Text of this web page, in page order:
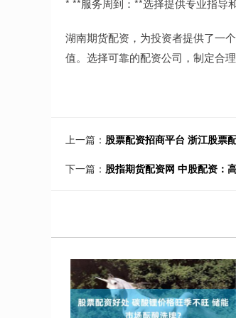
* **服务周到：**选择提供专业指导
湖南期货配资，为投资者提供了一
值。选择可靠的配资公司，制定合
上一篇： 股票配资招商平台 浙江股票
下一篇： 股指期货配资网 中股配资：